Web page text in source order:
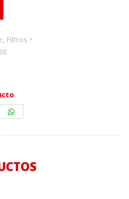
, Filtros